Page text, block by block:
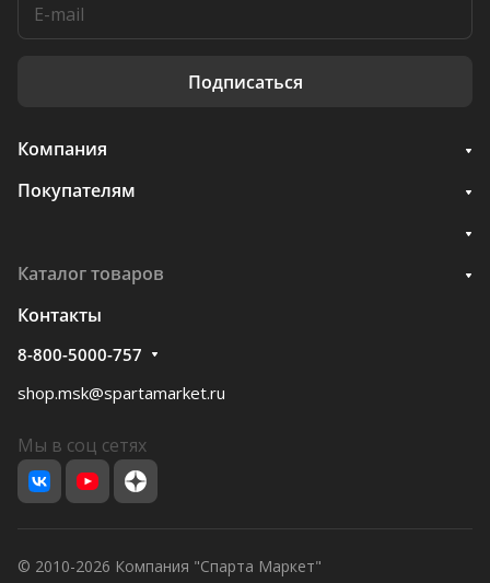
Подписаться
Компания
Покупателям
Каталог товаров
Контакты
8-800-5000-757
shop.msk@spartamarket.ru
Мы в соц сетях
© 2010-2026 Компания "Спарта Маркет"